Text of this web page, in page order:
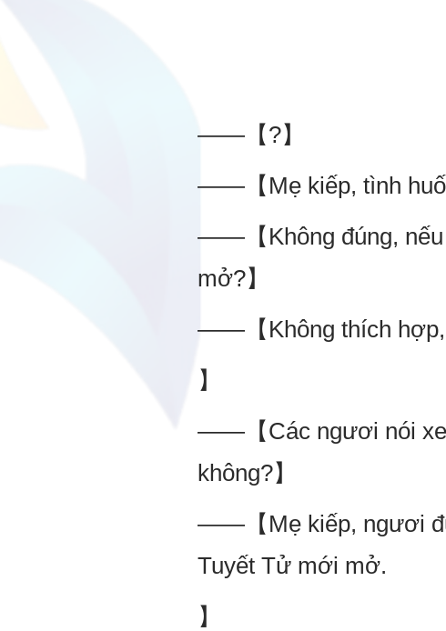
——【?】
——【Mẹ kiếp, tình
——【Không đúng, nếu
mở?】
——【Không thích hợp,
】
——【Các ngươi nói
không?】
——【Mẹ kiếp, ngươi
Tuyết Tử mới mở.
】